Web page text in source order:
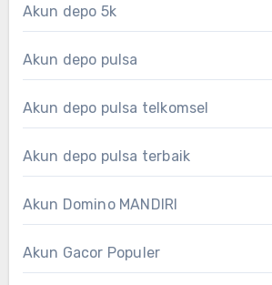
Akun depo 5k
Akun depo pulsa
Akun depo pulsa telkomsel
Akun depo pulsa terbaik
Akun Domino MANDIRI
Akun Gacor Populer